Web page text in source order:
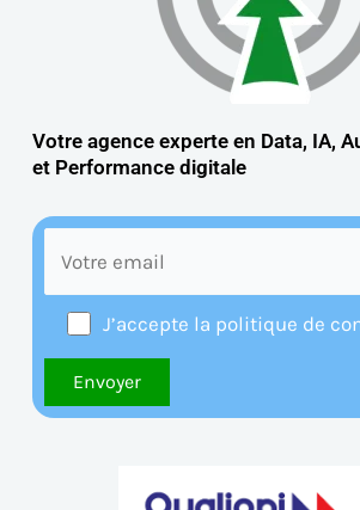
Votre agence experte en Data, IA,
et Performance digitale
J’accepte la politique de